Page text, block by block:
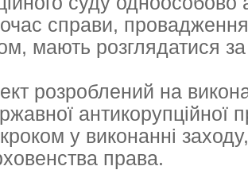
справи,
мають розглядатися
розроблений на
у виконанні
права.